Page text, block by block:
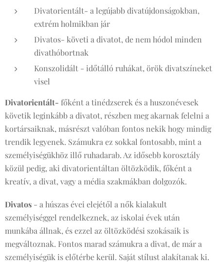
Divatorientált- a legújabb divatújdonságokban,
extrém holmikban jár
Divatos- követi a divatot, de nem hódol minden
divathóbortnak
Konszolidált - időtálló ruhákat, örök divatszíneket
visel
Divatorientált- főként a tinédzserek és a huszonévesek
követik leginkább a divatot, részben meg akarnak felelni a
kortársaiknak, másrészt valóban fontos nekik hogy mindig
trendik legyenek. Számukra ez sokkal fontosabb, mint a
személyiségükhöz illő ruhadarab. Az idősebb korosztály
közül pedig, aki divatorientáltan öltözködik, főként a
kreatív, a divat, vagy a média szakmákban dolgozók.
Divatos - a húszas évei elejétől a nők kialakult
személyiséggel rendelkeznek, az iskolai évek után
munkába állnak, és ezzel az öltözködési szokásaik is
megváltoznak. Fontos marad számukra a divat, de már a
személyiségük is előtérbe kerül. Saját stílust alakítanak ki.